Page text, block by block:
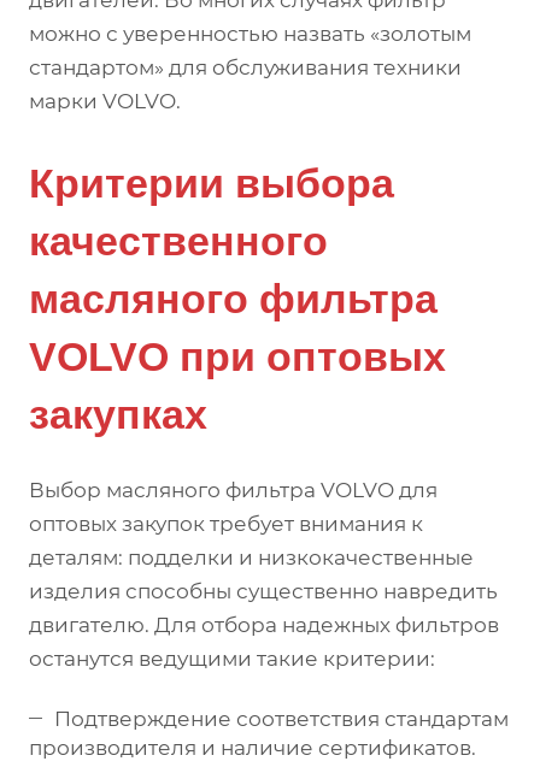
можно с уверенностью назвать «золотым
стандартом» для обслуживания техники
марки VOLVO.
Критерии выбора
качественного
масляного фильтра
VOLVO при оптовых
закупках
Выбор масляного фильтра VOLVO для
оптовых закупок требует внимания к
деталям: подделки и низкокачественные
изделия способны существенно навредить
двигателю. Для отбора надежных фильтров
останутся ведущими такие критерии:
Подтверждение соответствия стандартам
производителя и наличие сертификатов.